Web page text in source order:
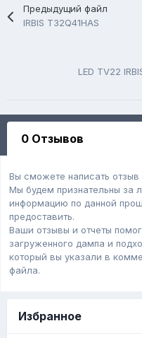
Предыдущий файл
IRBIS T32Q41HAS
0 Отзывов
Вы сможете написать отзыв
Мы будем признательны за
информацию по данной
предоставить.
Ваши отзывы и отчеты
загруженного дампa и
который вы указали в
файла.
Избранное